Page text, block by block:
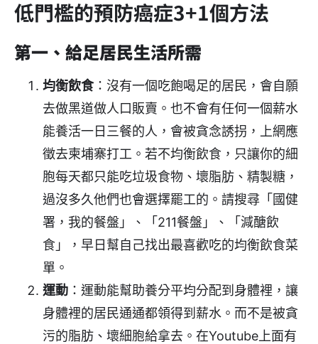
低門檻的預防癌症3+1個方法
第一 、 給足居民生活所需
均衡飲食：沒有一個吃飽喝足的居民，會自願
去做黑道做人口販賣。也不會有任何一個薪水
能養活一日三餐的人，會被貪念誘拐，上網應
徵去柬埔寨打工。若不均衡飲食，只讓你的細
胞每天都只能吃垃圾食物、壞脂肪、精製糖，
過沒多久他們也會選擇罷工的。請搜尋「國健
署，我的餐盤」、「211餐盤」、「減醣飲
食」，早日幫自己找出最喜歡吃的均衡飲食菜
單。
運動 ：運動能幫助養分平均分配到身體裡，讓
身體裡的居民通通都領得到薪水。而不是被貪
污的脂肪、壞細胞給拿去。在Youtube上面有